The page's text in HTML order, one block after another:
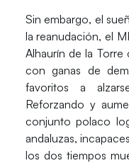
Sin embargo, el
la reanudación, el
Alhaurín de la
con ganas de
favoritos a
Reforzando y
conjunto polaco
andaluzas,
los dos tiempos